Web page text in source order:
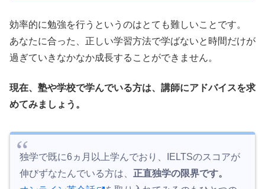
効率的に勉強を行うというのはとても難しいことです。
あなたに合った、正しい学習方法で学ばないと時間だけが
過ぎていきなかなか成長することができません。
現在、塾や学校で学んでいる方は、講師にアドバイスを求
めてみましょう。
独学で既に6ヵ月以上学んでおり、IELTSのスコアが
伸びずなたんでいる方は、 正直独学の限界です。